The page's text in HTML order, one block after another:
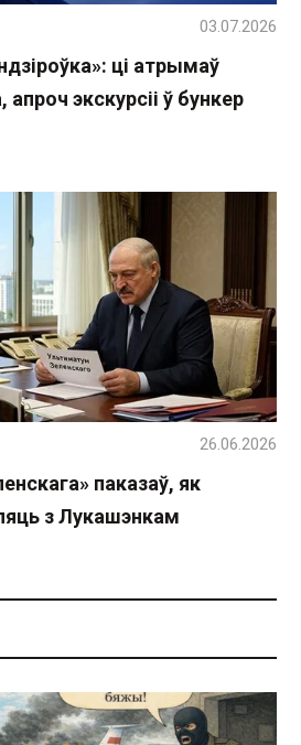
ці атрымаў
экскурсіі ў бункер
03.07.2026
паказаў, як
з Лукашэнкам
26.06.2026